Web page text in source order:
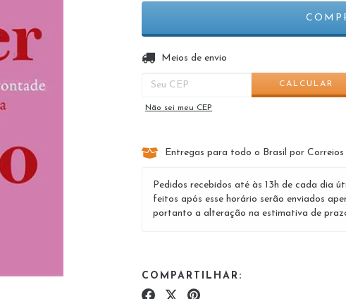
Entregas para o CEP:
Meios de envio
CALCULAR
Não sei meu CEP
Entregas para todo o Brasil por Correios
Pedidos recebidos até às 13h de cada dia
feitos após esse horário serão enviados
portanto a alteração na estimativa de
COMPARTILHAR: